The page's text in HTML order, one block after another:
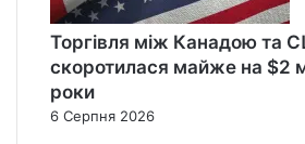
Торгівля між Канадою та
скоротилася майже на $2
роки
6 Серпня 2026